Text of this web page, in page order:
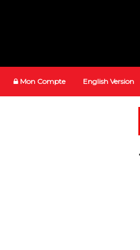
Mon Compte English Version